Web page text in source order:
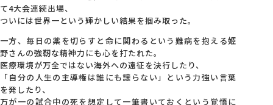
て4大会連続出場、
ついには世界一という輝かしい結果を掴み取った。
一方、毎日の薬を切らすと命に関わるという難病を抱える姫
野さんの強靭な精神力にも心を打たれた。
医療環境が万全ではない海外への遠征を決行したり、
「自分の人生の主導権は誰にも譲らない」という力強い言葉
を発したり、
万が一の試合中の死を想定して一筆書いておくという覚悟に